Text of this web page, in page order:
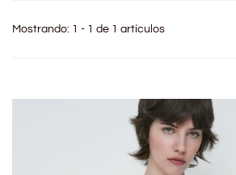
Mostrando: 1 - 1 de 1 artículos